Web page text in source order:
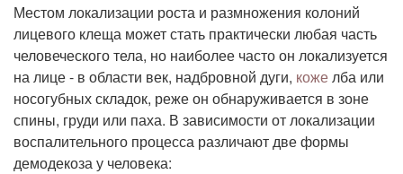
Местом локализации роста и размножения колоний
лицевого клеща может стать практически любая часть
человеческого тела, но наиболее часто он локализуется
на лице - в области век, надбровной дуги, кожелба или
носогубных складок, реже он обнаруживается в зоне
спины, груди или паха. В зависимости от локализации
воспалительного процесса различают две формы
демодекоза у человека: